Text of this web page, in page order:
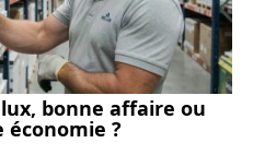
bonne affaire ou
économie ?